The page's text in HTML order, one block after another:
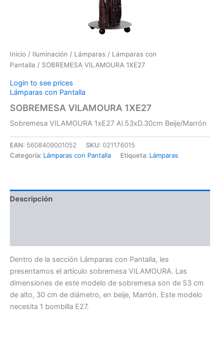
Inicio / Iluminación / Lámparas / Lámparas con
Pantalla / SOBREMESA VILAMOURA 1XE27
Login to see prices
Lámparas con Pantalla
SOBREMESA VILAMOURA 1XE27
Sobremesa VILAMOURA 1xE27 Al.53xD.30cm Beije/Marrón
EAN: 5608409001052 SKU: 021176015
Categoría: Lámparas con Pantalla Etiqueta: Lámparas
Descripción
Dentro de la sección Lámparas con Pantalla, les
presentamos el artículo sobremesa VILAMOURA. Las
dimensiones de este modelo de sobremesa son de 53 cm
de alto, 30 cm de diámetro, en beije, Marrón. Este modelo
necesita 1 bombilla E27.